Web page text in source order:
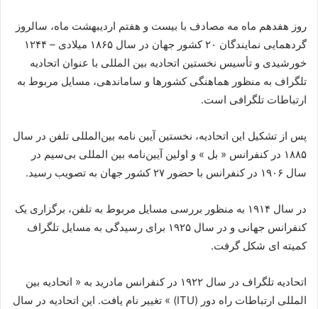
روز هفدهم ماه مه مصادف با بیست و هفتم اردیبهشت ماه، سالروز
گردهمایی نمایندگان ۲۰ کشور جهان در سال ۱۸۶۵ میلادی – ۱۲۴۴
خورشیدی و تأسیس نخستین اتحادیه بین المللی با عنوان اتحادیه
تلگراف به منظور هماهنگی کشورها و ساماندهی، مسایل مربوط به
ارتباطات تلگرافی است.
پس از تشکیل این اتحادیه، نخستین آیین نامه بین‌المللی تلفن در سال
۱۸۸۵ در کنفرانس « بل » و اولین آیین‌نامه بین المللی بی‌سیم در
سال ۱۹۰۶ در کنفرانس با حضور ۲۷ کشور جهان به تصویب رسید.
در سال ۱۹۱۴ به منظور بررسی مسایل مربوط به تلفن، برگزاری یک
کنفرانس جهانی و در سال ۱۹۲۵ برای رسیدگی به مسایل تلگراف
کمیته ای شکل گرفت.
اتحادیه تلگراف در سال ۱۹۲۲ در کنفرانس مادرید به « اتحادیه بین
المللی ارتباطات راه دور (ITU) » تغییر نام یافت. این اتحادیه در سال